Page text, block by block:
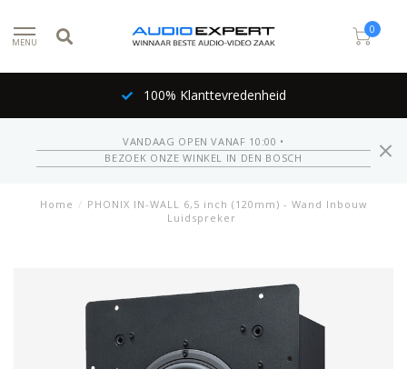
MENU
0
100% Klanttevredenheid
VANDAAG OPEN VANAF 10:00 •
BEZOEK ONZE WINKEL IN DEN BOSCH
Home / PHONIX IN-WALL 6,5 inch (120mm) - Wand Inbouw
Luidspreker